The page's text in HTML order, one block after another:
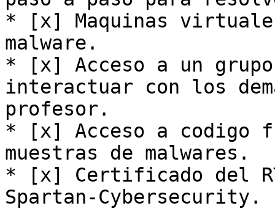
* [x] Maquinas
malware.
* [x] Acceso a un
interactuar con los
profesor.
* [x] Acceso a codigo
muestras de malwares.
* [x] Certificado del
Spartan-Cybersecurity.